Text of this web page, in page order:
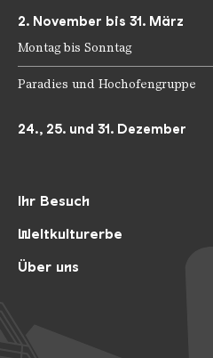
Ihr Besuch
Weltkulturerbe
Über uns
2. November bis 31. März
Montag bis Sonntag
Paradies und Hochofengruppe
24., 25. und 31. Dezember